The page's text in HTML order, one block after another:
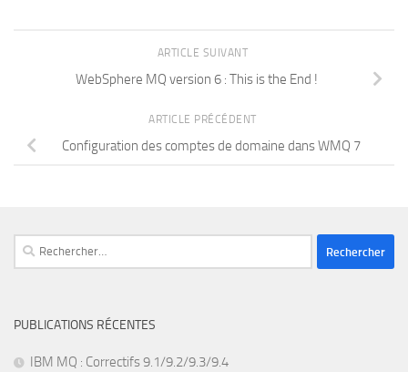
ARTICLE SUIVANT
WebSphere MQ version 6 : This is the End !
ARTICLE PRÉCÉDENT
Configuration des comptes de domaine dans WMQ 7
Rechercher :
PUBLICATIONS RÉCENTES
IBM MQ : Correctifs 9.1/9.2/9.3/9.4